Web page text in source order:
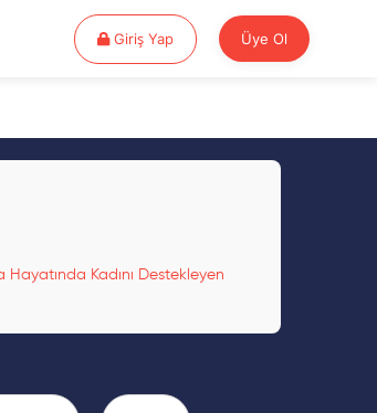
Giriş YapGiriş Yap Üye Ol
Hayatında Kadını Destekleyen